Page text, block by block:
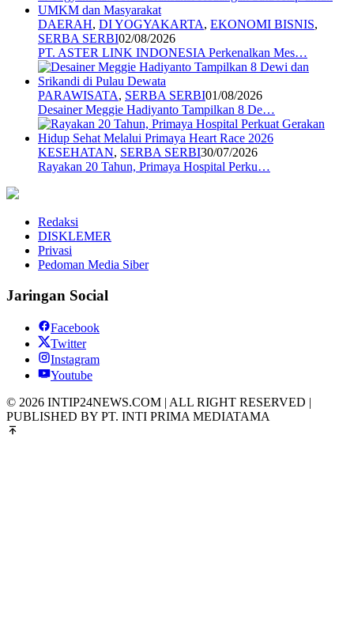
DAERAH, DI YOGYAKARTA, EKONOMI BISNIS,
SERBA SERBI02/08/2026
PT. ASTER LINK INDONESIA Perkenalkan Mes…
PARAWISATA, SERBA SERBI01/08/2026
Desainer Meggie Hadiyanto Tampilkan 8 De…
KESEHATAN, SERBA SERBI30/07/2026
Rayakan 20 Tahun, Primaya Hospital Perku…
Redaksi
DISKLEMER
Privasi
Pedoman Media Siber
Jaringan Social
Facebook
Twitter
Instagram
Youtube
© 2026 INTIP24NEWS.COM | ALL RIGHT RESERVED |
PUBLISHED BY PT. INTI PRIMA MEDIATAMA